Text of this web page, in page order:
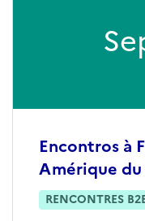
Encontros à
Amérique du
RENCONTRES